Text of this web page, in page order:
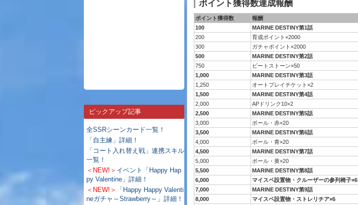
ピックアップ記事
全SSRシーンカード一覧！
「自主練」詳細！
「コート入れ替え戦」連携スキル
一覧！
＜NEW!＞ イベント「Happy Hap
py Valentine」詳細！
＜NEW!＞
「Happy Happy Valenti
neガチャ～Strawberry～」詳細！
ポイント獲得数達成報酬
ポイント獲得数
報酬
100
MARINE DESTINY第1話
200
育成ポイント×2000
300
ガチャポイント×2000
500
MARINE DESTINY第2話
750
ビートストーン×50
1,000
MARINE DESTINY第3話
1,250
オートプレイチケット×2
1,500
MARINE DESTINY第4話
2,000
APドリンク10×2
2,500
MARINE DESTINY第5話
3,000
ボール・赤×20
3,500
MARINE DESTINY第6話
4,000
ボール・青×20
4,500
MARINE DESTINY第7話
5,000
ボール・黄×20
5,500
MARINE DESTINY第8話
6,000
マイスペ設置物・クルーザーの参列椅子×6
7,000
MARINE DESTINY第9話
8,000
マイスペ設置物・ストレリチア×6